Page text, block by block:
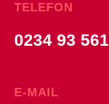
TELEFON
0234 93
E-MAIL